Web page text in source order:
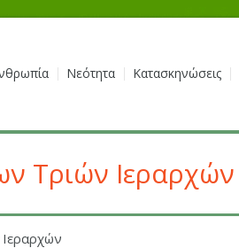
Νεότητα Κατασκηνώσεις
Τριών Ιεραρχών